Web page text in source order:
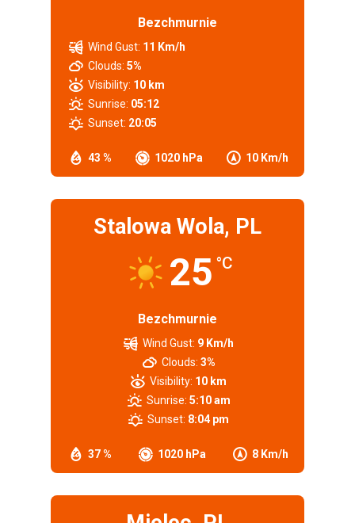
Bezchmurnie
43 % 1020 hPa 10 Km/h
Wind Gust: 11 Km/h
Clouds: 5%
Visibility: 10 km
Sunrise: 05:12
Sunset: 20:05
Stalowa Wola, PL
25 °C
Bezchmurnie
37 % 1020 hPa 8 Km/h
Wind Gust: 9 Km/h
Clouds: 3%
Visibility: 10 km
Sunrise: 5:10 am
Sunset: 8:04 pm